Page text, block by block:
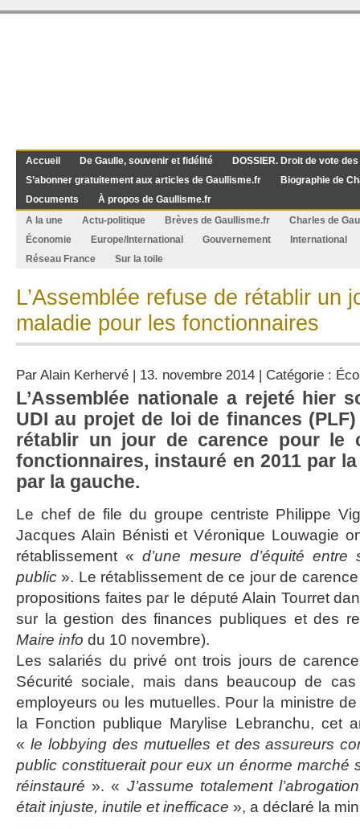
Accueil De Gaulle, souvenir et fidélité
DOSSIER. Droit de vote
S’abonner gratuitement aux articles de Gaullisme.fr
Biographie de
Documents
À propos de Gaullisme.fr
A la une
Actu-politique Brèves de Gaullisme.fr
Charles de
Économie
Europe/International Gouvernement
International
Réseau France
Sur la toile
L’Assemblée refuse de rétablir un
maladie pour les fonctionnaires
Par Alain Kerhervé | 13. novembre 2014 | Catégorie :
L’Assemblée nationale a rejeté hier
UDI au projet de loi de finances
rétablir un jour de carence pour le
fonctionnaires, instauré en 2011 par
par la gauche.
Le chef de file du groupe centriste Philippe
Jacques Alain Bénisti et Véronique Louwagie
rétablissement «d’une mesure d’équité
public ». Le rétablissement de ce jour de
propositions faites par le député Alain Tourret
sur la gestion des finances publiques et des
Maire info du 10 novembre).
Les salariés du privé ont trois jours de
Sécurité sociale, mais dans beaucoup de
employeurs ou les mutuelles. Pour la ministre
la Fonction publique Marylise Lebranchu, cet
« le lobbying des mutuelles et des assureurs
public constituerait pour eux un énorme marché
réinstauré ». « J’assume totalement
était injuste, inutile et inefficace », a déclaré la